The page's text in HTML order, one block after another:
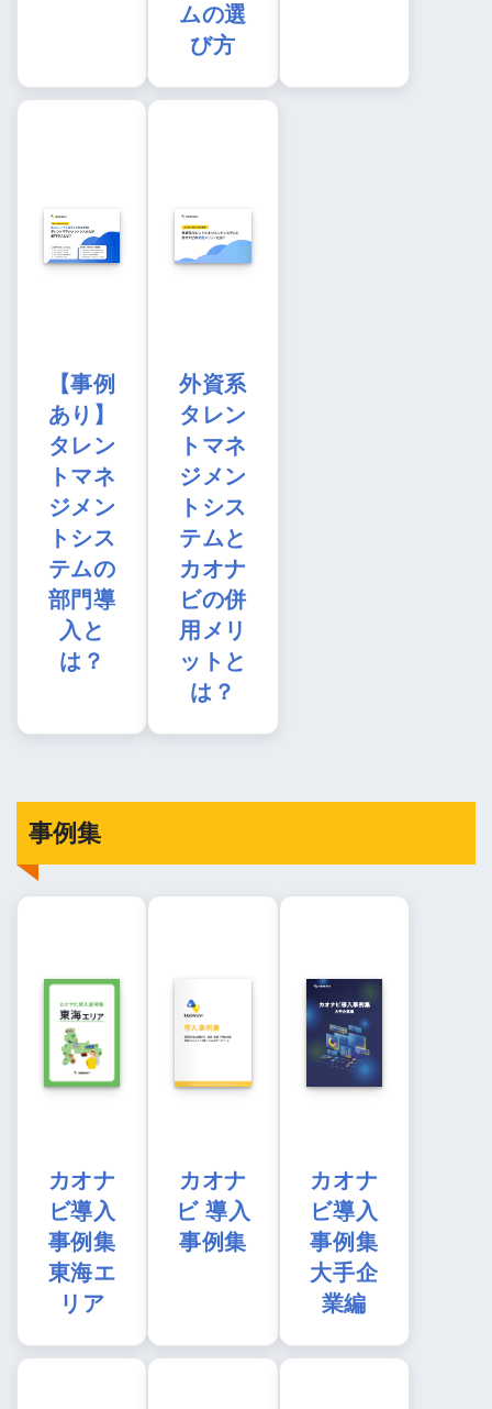
ムの選
び方
【事例
あり】
タレン
トマネ
ジメン
トシス
テムの
部門導
入と
は？
外資系
タレン
トマネ
ジメン
トシス
テムと
カオナ
ビの併
用メリ
ットと
は？
事例集
カオナ
ビ導入
事例集
東海エ
リア
カオナ
ビ 導入
事例集
カオナ
ビ導入
事例集
大手企
業編